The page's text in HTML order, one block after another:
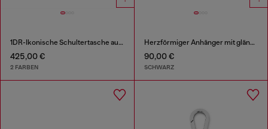
1DR-Ikonische Schultertasche aus Nappa-Leder
425,00 €
2 FARBEN
Herzförmiger Anhänger mit glänzendem Finish
90,00 €
SCHWARZ